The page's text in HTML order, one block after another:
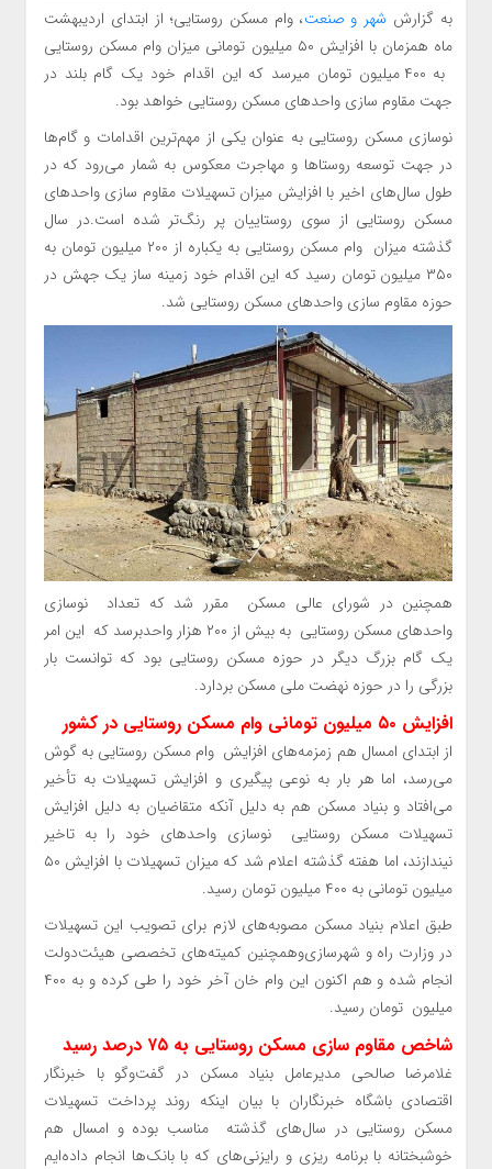
به گزارش شهر و صنعت، وام مسکن روستایی؛ از ابتدای اردیبهشت
ماه همزمان با افزایش ۵۰ میلیون تومانی میزان وام مسکن روستایی
به ۴۰۰ میلیون تومان میرسد که این اقدام خود یک گام بلند در
جهت مقاوم سازی واحد‌های مسکن روستایی خواهد بود.
نوسازی مسکن روستایی به عنوان یکی از مهم‌ترین اقدامات و گام‌ها
در جهت توسعه روستا‌ها و مهاجرت معکوس به شمار می‌رود که در
طول سال‌های اخیر با افزایش میزان تسهیلات مقاوم سازی واحد‌های
مسکن روستایی از سوی روستاییان پر رنگ‌تر شده است.در سال
گذشته میزان وام مسکن روستایی به یکباره از ۲۰۰ میلیون تومان به
۳۵۰ میلیون تومان رسید که این اقدام خود زمینه ساز یک جهش در
حوزه مقاوم سازی واحد‌های مسکن روستایی شد.
همچنین در شورای عالی مسکن مقرر شد که تعداد نوسازی
واحد‌های مسکن روستایی به بیش از ۲۰۰ هزار واحدبرسد که‌ این امر
یک گام بزرگ دیگر در حوزه مسکن روستایی بود که توانست بار
بزرگی را در حوزه نهضت ملی مسکن بردارد.
افزایش ۵۰ میلیون تومانی وام مسکن روستایی در کشور
از ابتدای امسال هم زمزمه‌های افزایش وام مسکن روستایی به گوش
می‌رسد، اما هر بار به نوعی پیگیری و افزایش تسهیلات به تأخیر
می‌افتاد و بنیاد مسکن هم به دلیل آنکه متقاضیان به دلیل افزایش
تسهیلات مسکن روستایی نوسازی واحد‌های خود را به تاخیر
نیندازند، اما هفته گذشته اعلام شد که میزان تسهیلات با افزایش ۵۰
میلیون تومانی به ۴۰۰ میلیون تومان رسید.
طبق اعلام بنیاد مسکن مصوبه‌های لازم برای تصویب این تسهیلات
در وزارت راه و شهرسازی‌وهمچنین کمیته‌های تخصصی هیئت‌دولت
انجام شده و هم اکنون این وام خان آخر خود را طی کرده و به ۴۰۰
میلیون تومان رسید.
شاخص مقاوم سازی مسکن روستایی به ۷۵ درصد رسید
غلامرضا صالحی مدیرعامل بنیاد مسکن در گفت‌و‌گو با خبرنگار
اقتصادی باشگاه خبرنگاران با بیان اینکه روند پرداخت تسهیلات
مسکن روستایی در سال‌های گذشته مناسب بوده و امسال هم
خوشبختانه با برنامه ریزی و رایزنی‌های که با بانک‌ها انجام داده‌ایم